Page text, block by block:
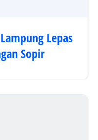
Lepas
Sopir